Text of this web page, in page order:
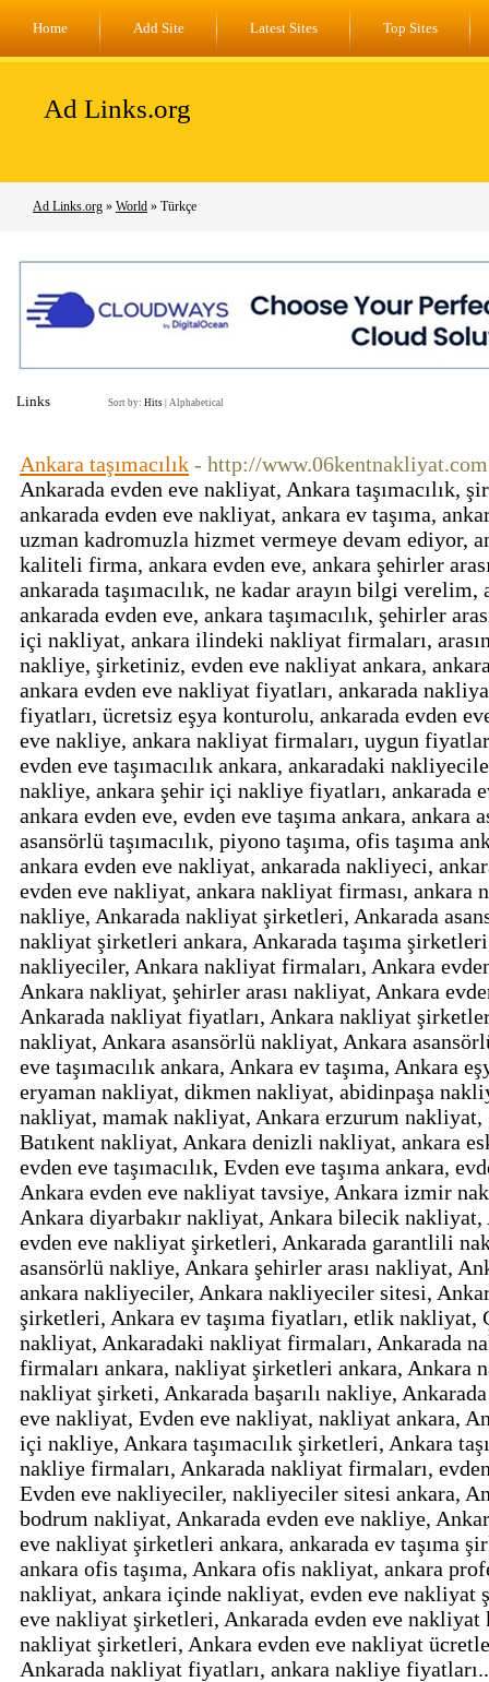
Home Add Site Latest Sites Top Sites
Ad Links.org
Ad Links.org » World » Türkçe
Links Sort by: Hits Alphabetical
Ankara taşımacılık - http://www.06kentnakliyat.com
Ankarada evden eve nakliyat, Ankara taşımacılık,
ankarada evden eve nakliyat, ankara ev taşıma,
uzman kadromuzla hizmet vermeye devam ediyor,
kaliteli firma, ankara evden eve, ankara şehirler
ankarada taşımacılık, ne kadar arayın bilgi verelim,
ankarada evden eve, ankara taşımacılık, şehirler
içi nakliyat, ankara ilindeki nakliyat firmaları,
nakliye, şirketiniz, evden eve nakliyat ankara,
ankara evden eve nakliyat fiyatları, ankarada
fiyatları, ücretsiz eşya konturolu, ankarada evden
eve nakliye, ankara nakliyat firmaları, uygun
evden eve taşımacılık ankara, ankaradaki
nakliye, ankara şehir içi nakliye fiyatları, ankarada
ankara evden eve, evden eve taşıma ankara, ankara
asansörlü taşımacılık, piyono taşıma, ofis taşıma
ankara evden eve nakliyat, ankarada nakliyeci,
evden eve nakliyat, ankara nakliyat firması, ankara
nakliye, Ankarada nakliyat şirketleri, Ankarada
nakliyat şirketleri ankara, Ankarada taşıma
nakliyeciler, Ankara nakliyat firmaları, Ankara
Ankara nakliyat, şehirler arası nakliyat, Ankara
Ankarada nakliyat fiyatları, Ankara nakliyat
nakliyat, Ankara asansörlü nakliyat, Ankara
eve taşımacılık ankara, Ankara ev taşıma, Ankara
eryaman nakliyat, dikmen nakliyat, abidinpaşa
nakliyat, mamak nakliyat, Ankara erzurum
Batıkent nakliyat, Ankara denizli nakliyat, ankara
evden eve taşımacılık, Evden eve taşıma ankara,
Ankara evden eve nakliyat tavsiye, Ankara izmir
Ankara diyarbakır nakliyat, Ankara bilecik
evden eve nakliyat şirketleri, Ankarada garantlili
asansörlü nakliye, Ankara şehirler arası nakliyat,
ankara nakliyeciler, Ankara nakliyeciler sitesi,
şirketleri, Ankara ev taşıma fiyatları, etlik nakliyat,
nakliyat, Ankaradaki nakliyat firmaları, Ankarada
firmaları ankara, nakliyat şirketleri ankara, Ankara
nakliyat şirketi, Ankarada başarılı nakliye,
eve nakliyat, Evden eve nakliyat, nakliyat ankara,
içi nakliye, Ankara taşımacılık şirketleri, Ankara
nakliye firmaları, Ankarada nakliyat firmaları,
Evden eve nakliyeciler, nakliyeciler sitesi ankara,
bodrum nakliyat, Ankarada evden eve nakliye,
eve nakliyat şirketleri ankara, ankarada ev taşıma
ankara ofis taşıma, Ankara ofis nakliyat, ankara
nakliyat, ankara içinde nakliyat, evden eve nakliyat
eve nakliyat şirketleri, Ankarada evden eve nakliyat
nakliyat şirketleri, Ankara evden eve nakliyat
Ankarada nakliyat fiyatları, ankara nakliye